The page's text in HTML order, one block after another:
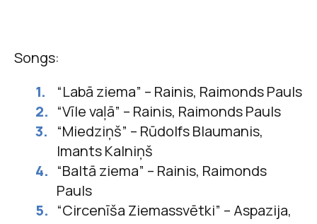
Songs:
“Labā ziema” – Rainis, Raimonds Pauls
“Vīle vaļā” – Rainis, Raimonds Pauls
“Miedziņš” – Rūdolfs Blaumanis,
Imants Kalniņš
“Baltā ziema” – Rainis, Raimonds
Pauls
“Circenīša Ziemassvētki” – Aspazija,